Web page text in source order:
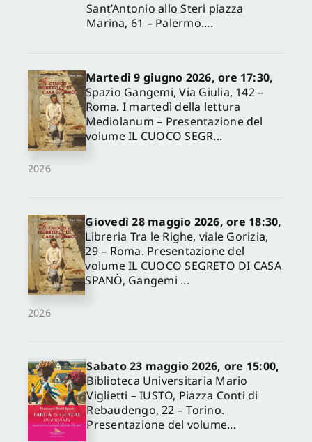
Sant’Antonio allo Steri piazza
Marina, 61 – Palermo....
2026
Martedì 9 giugno 2026, ore 17:30,
Spazio Gangemi, Via Giulia, 142 –
Roma. I martedì della lettura
Mediolanum – Presentazione del
volume IL CUOCO SEGR...
2026
Giovedì 28 maggio 2026, ore 18:30,
Libreria Tra le Righe, viale Gorizia,
29 – Roma. Presentazione del
volume IL CUOCO SEGRETO DI CASA
SPANÒ, Gangemi ...
Sabato 23 maggio 2026, ore 15:00,
Biblioteca Universitaria Mario
Viglietti – IUSTO, Piazza Conti di
Rebaudengo, 22 – Torino.
Presentazione del volume...